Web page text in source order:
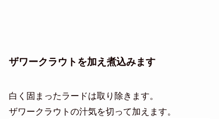
ザワークラウトを加え煮込みます
白く固まったラードは取り除きます。
ザワークラウトの汁気を切って加えます。